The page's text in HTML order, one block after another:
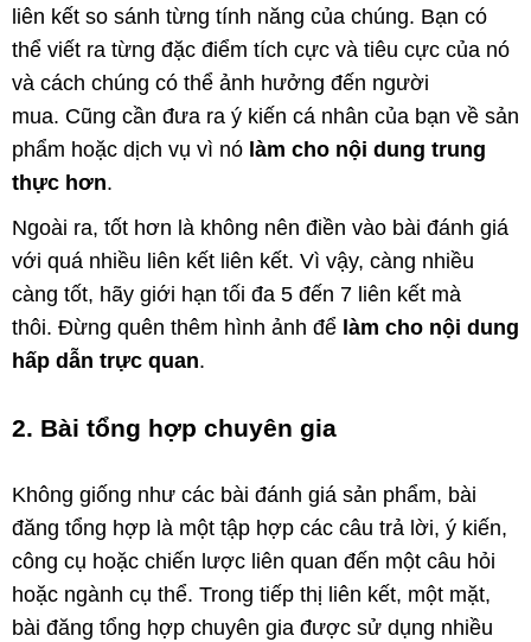
liên kết so sánh từng tính năng của chúng. Bạn có
thể viết ra từng đặc điểm tích cực và tiêu cực của nó
và cách chúng có thể ảnh hưởng đến người
mua. Cũng cần đưa ra ý kiến cá nhân của bạn về sản
phẩm hoặc dịch vụ vì nó làm cho nội dung trung
thực hơn.
Ngoài ra, tốt hơn là không nên điền vào bài đánh giá
với quá nhiều liên kết liên kết. Vì vậy, càng nhiều
càng tốt, hãy giới hạn tối đa 5 đến 7 liên kết mà
thôi. Đừng quên thêm hình ảnh để làm cho nội dung
hấp dẫn trực quan.
2. Bài tổng hợp chuyên gia
Không giống như các bài đánh giá sản phẩm, bài
đăng tổng hợp là một tập hợp các câu trả lời, ý kiến,
công cụ hoặc chiến lược liên quan đến một câu hỏi
hoặc ngành cụ thể. Trong tiếp thị liên kết, một mặt,
bài đăng tổng hợp chuyên gia được sử dụng nhiều